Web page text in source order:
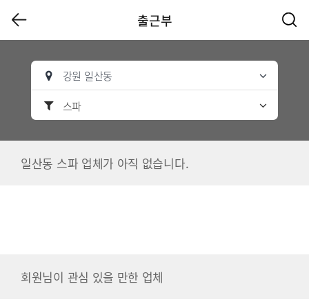
출근부
강원 일산동
스파
일산동 스파 업체가 아직 없습니다.
회원님이 관심 있을 만한 업체